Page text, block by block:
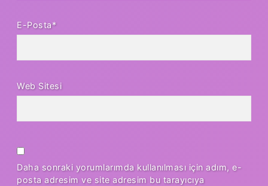
E-Posta*
Web Sitesi
Daha sonraki yorumlarımda kullanılması için adım, e-
posta adresim ve site adresim bu tarayıcıya